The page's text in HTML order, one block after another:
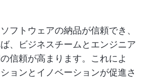
ソフトウェアの納品が信頼でき、
、ビジネスチームとエンジニア
信頼が高まります。これによ
ョンとイノベーションが促進さ